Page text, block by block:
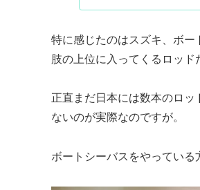
特に感じたのはスズキ、ボ
肢の上位に入ってくるロッド
正直まだ日本には数本のロ
ないのが実際なのですが。
ボートシーバスをやっている